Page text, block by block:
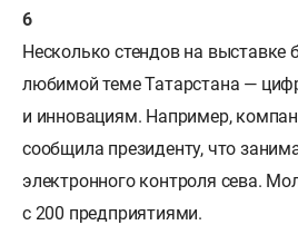
Несколько стендов на выставке
любимой теме Татарстана —
и инновациям. Например,
сообщила президенту, что
электронного контроля сева.
с 200 предприятиями.